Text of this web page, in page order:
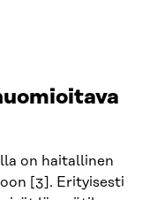
on haitallinen
[3]. Erityisesti